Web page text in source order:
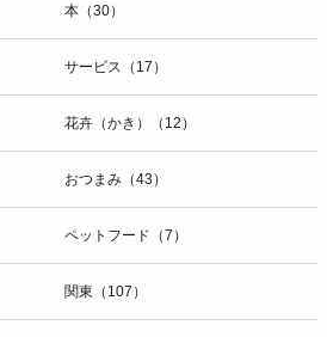
本（30）
サービス（17）
花卉（かき）（12）
おつまみ（43）
ペットフード（7）
関東（107）